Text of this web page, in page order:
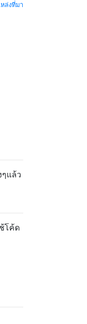
ล่งที่มา
แล้ว
โค้ด